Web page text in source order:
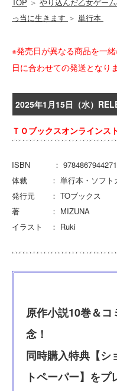
っ当に生きます ＞ 単行本
※発売日が異なる商品を一
日に合わせての発送となり
2025年1月15日（水）
ＴＯブックスオンラインス
ISBN ： 9784867944271
体裁 ： 単行本・ソフト
発行元 ： TOブックス
著 ： MIZUNA
イラスト ： Ruki
原作小説10巻＆
念！
同時購入特典【シ
トペーパー】をプ